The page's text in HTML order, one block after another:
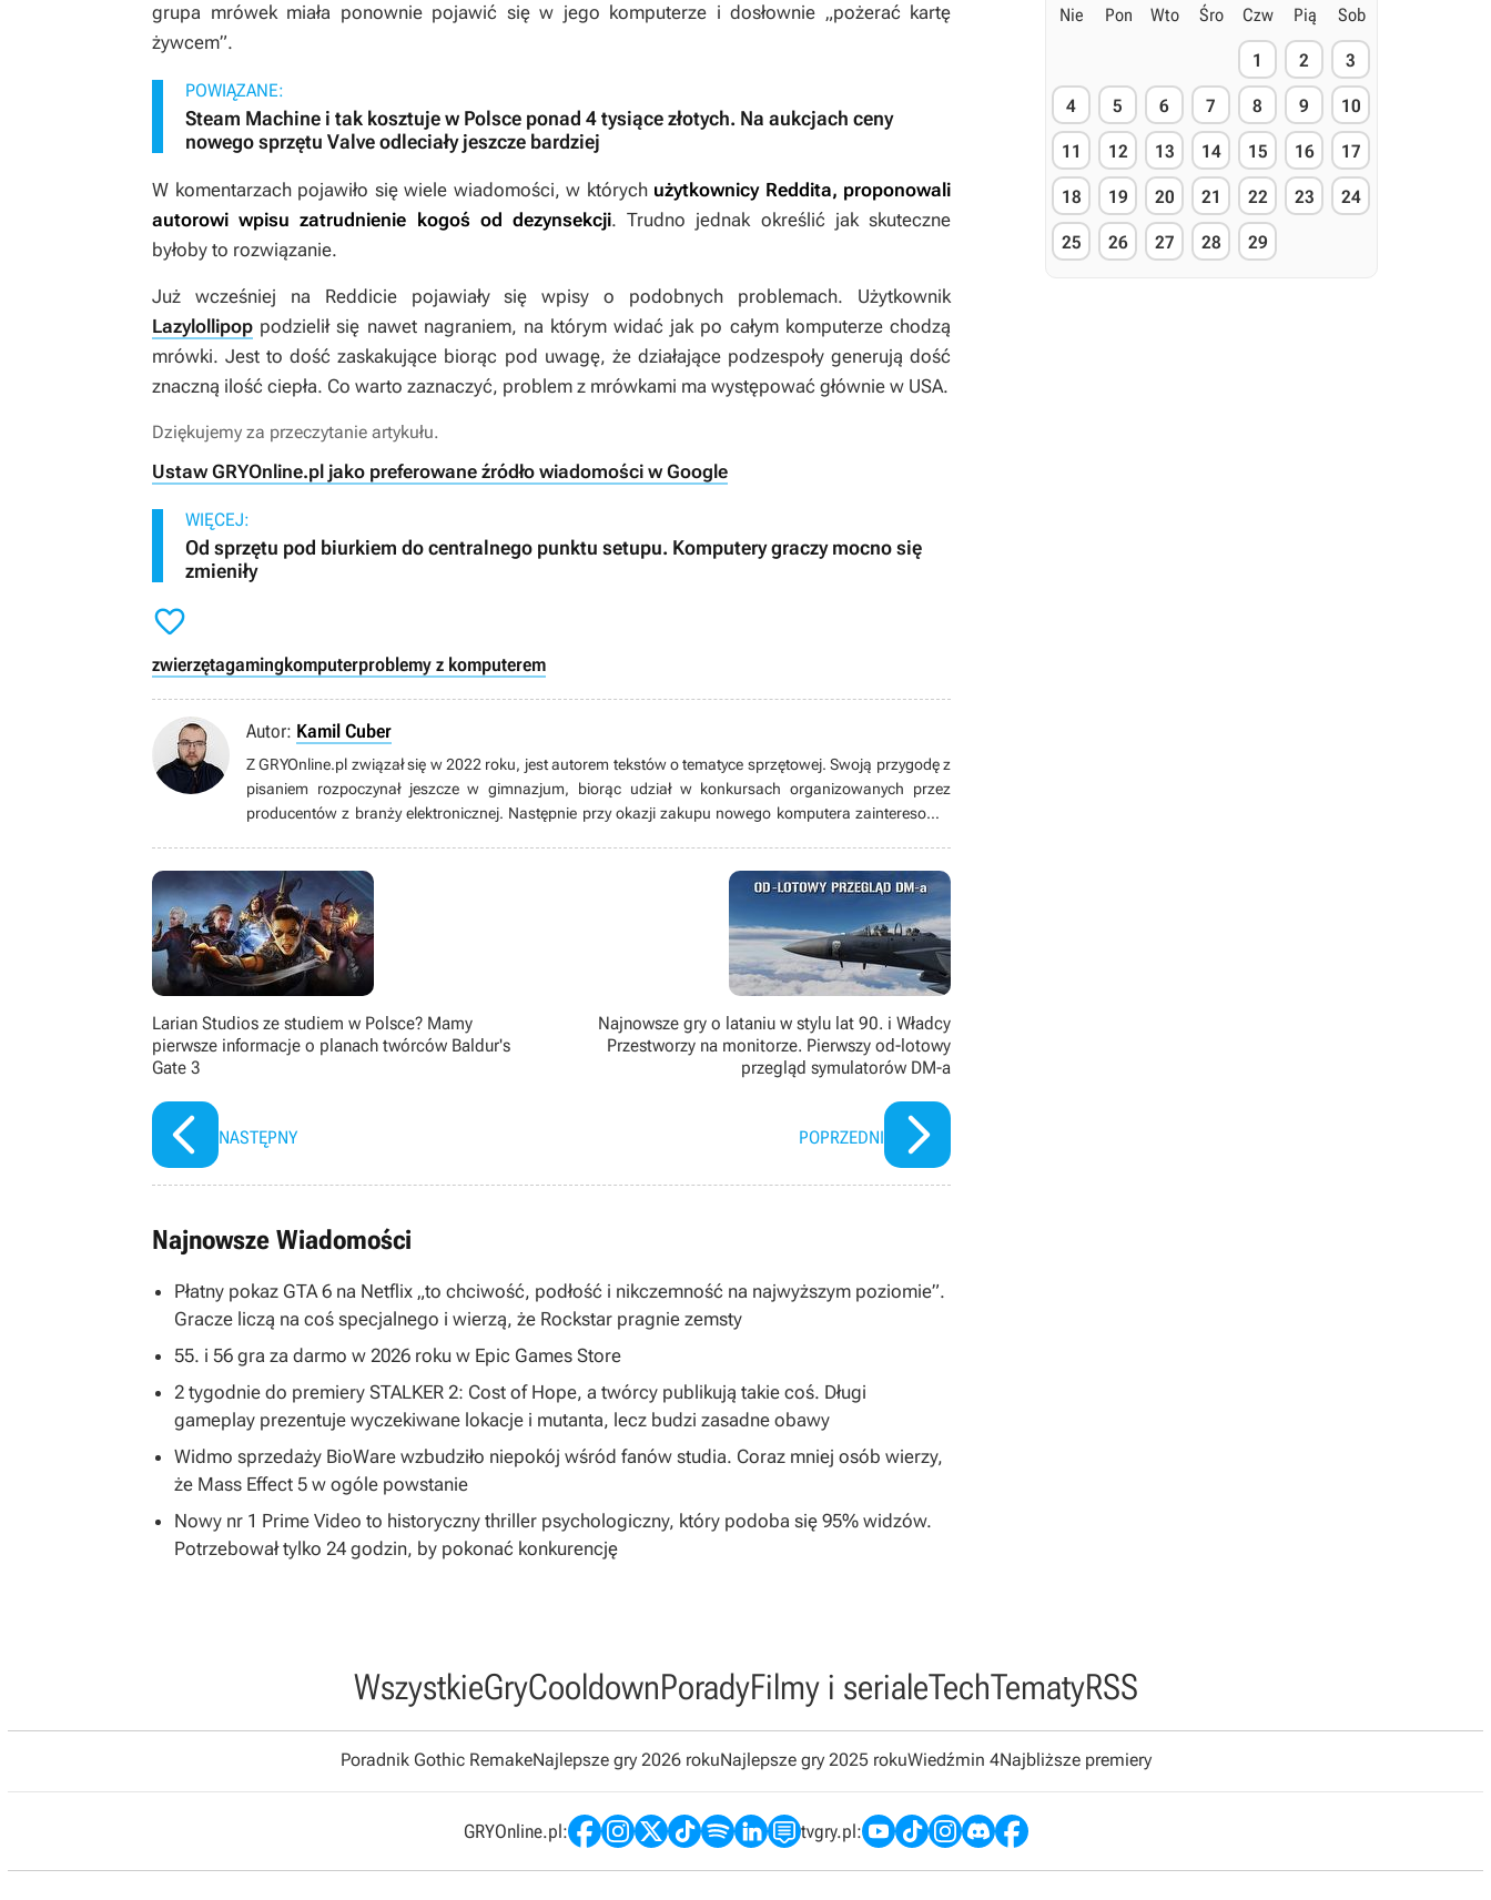
grupa mrówek miała ponownie pojawić się w jego komputerze i dosłownie „pożerać kartę
żywcem”.
POWIĄZANE:
Steam Machine i tak kosztuje w Polsce ponad 4 tysiące złotych. Na aukcjach ceny
nowego sprzętu Valve odleciały jeszcze bardziej
W komentarzach pojawiło się wiele wiadomości, w których użytkownicy Reddita, proponowali
autorowi wpisu zatrudnienie kogoś od dezynsekcji. Trudno jednak określić jak skuteczne
byłoby to rozwiązanie.
Już wcześniej na Reddicie pojawiały się wpisy o podobnych problemach. Użytkownik
Lazylollipop podzielił się nawet nagraniem, na którym widać jak po całym komputerze chodzą
mrówki. Jest to dość zaskakujące biorąc pod uwagę, że działające podzespoły generują dość
znaczną ilość ciepła. Co warto zaznaczyć, problem z mrówkami ma występować głównie w USA.
Dziękujemy za przeczytanie artykułu.
Ustaw GRYOnline.pl jako preferowane źródło wiadomości w Google
WIĘCEJ:
Od sprzętu pod biurkiem do centralnego punktu setupu. Komputery graczy mocno się
zmieniły

zwierzętagamingkomputerproblemy z komputerem
Autor: Kamil Cuber
Z GRYOnline.pl związał się w 2022 roku, jest autorem tekstów o tematyce sprzętowej. Swoją przygodę z
pisaniem rozpoczynał jeszcze w gimnazjum, biorąc udział w konkursach organizowanych przez
producentów z branży elektronicznej. Następnie przy okazji zakupu nowego komputera zainteresował
Larian Studios ze studiem w Polsce? Mamy
pierwsze informacje o planach twórców Baldur's
Gate 3
NASTĘPNY
Najnowsze gry o lataniu w stylu lat 90. i Władcy
Przestworzy na monitorze. Pierwszy od-lotowy
przegląd symulatorów DM-a
POPRZEDNI
Najnowsze Wiadomości
Płatny pokaz GTA 6 na Netflix „to chciwość, podłość i nikczemność na najwyższym poziomie”.
Gracze liczą na coś specjalnego i wierzą, że Rockstar pragnie zemsty
55. i 56 gra za darmo w 2026 roku w Epic Games Store
2 tygodnie do premiery STALKER 2: Cost of Hope, a twórcy publikują takie coś. Długi
gameplay prezentuje wyczekiwane lokacje i mutanta, lecz budzi zasadne obawy
Widmo sprzedaży BioWare wzbudziło niepokój wśród fanów studia. Coraz mniej osób wierzy,
że Mass Effect 5 w ogóle powstanie
Nowy nr 1 Prime Video to historyczny thriller psychologiczny, który podoba się 95% widzów.
Potrzebował tylko 24 godzin, by pokonać konkurencję
Nie Pon Wto Śro Czw Pią Sob
1 2 3
4 5 6 7 8 9 10
11 12 13 14 15 16 17
18 19 20 21 22 23 24
25 26 27 28 29
WszystkieGryCooldownPoradyFilmy i serialeTechTematyRSS
Poradnik Gothic RemakeNajlepsze gry 2026 rokuNajlepsze gry 2025 rokuWiedźmin 4Najbliższe premiery
GRYOnline.pl: tvgry.pl: